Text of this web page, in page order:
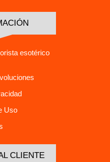
esotérico
Uso
CLIENTE